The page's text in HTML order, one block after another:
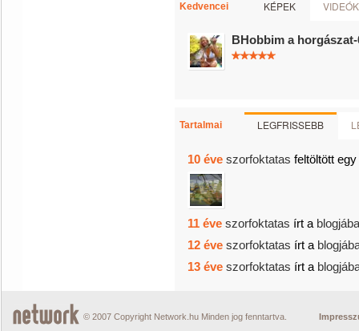
Kedvencei KÉPEK VIDEÓK
BHobbim a horgászat-
Tartalmai LEGFRISSEBB
10 éve szorfoktatas feltöltött
11 éve szorfoktatas írt a blogjába
12 éve szorfoktatas írt a
13 éve szorfoktatas írt a
© 2007 Copyright Network.hu Minden jog fenntartva.